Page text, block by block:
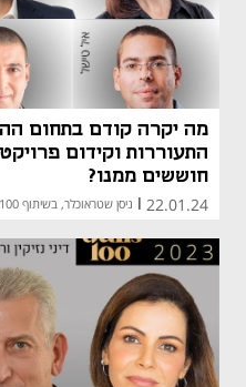
מה יקרה קודם בתחום
התעוררות וקידום
חוששים ממנו?
22.01.24 ניסן שטראוכלר, בשיתוף duns 100